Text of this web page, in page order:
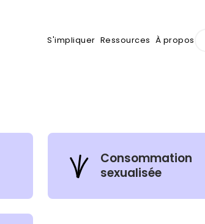
S'impliquer Ressources À propos
Consommation
sexualisée